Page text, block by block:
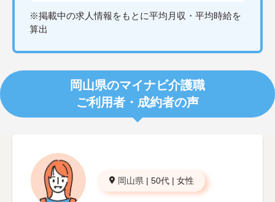
※掲載中の求人情報をもとに平均月収・平均時給を
算出
岡山県のマイナビ介護職
ご利用者・成約者の声
岡山県 | 50代 | 女性